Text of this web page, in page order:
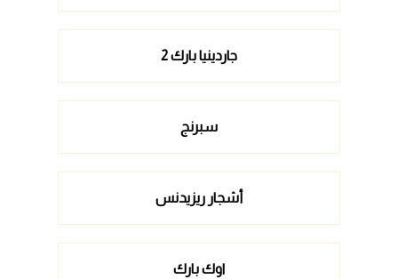
جاردينيا بارك 2
سبرنج
أشجار ريزيدنس
اوك بارك